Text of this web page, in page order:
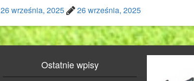
26 września, 2025 26 września, 2025
Ostatnie wpisy